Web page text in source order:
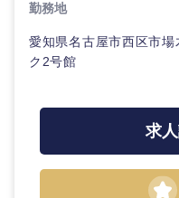
ル
門職
建設・施
工管理
人材・アウトソ
勤務地
愛知県名古屋市西区市
ク2号館
求